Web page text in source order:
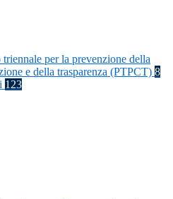
triennale per la prevenzione della
e della trasparenza (PTPCT) 8
123